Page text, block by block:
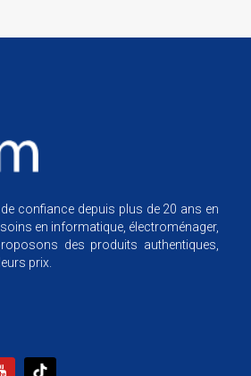
confiance depuis plus de 20 ans en
en informatique, électroménager,
des produits authentiques,
prix.